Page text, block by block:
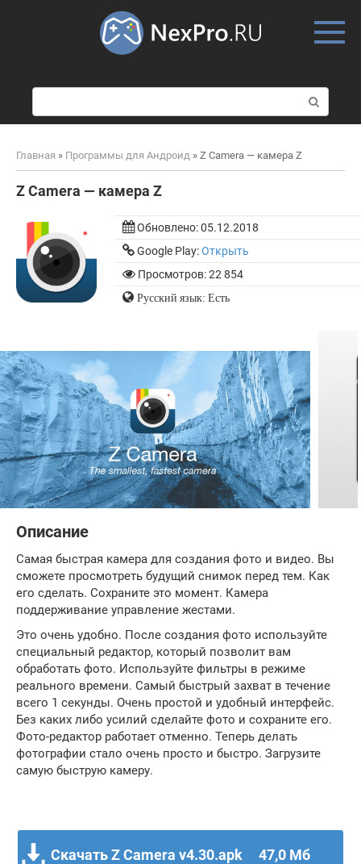
о
и
к
Главная » Программы для Андроид » Z Camera — камера Z
Z Camera — камера Z
Обновлено:05.12.2018
Google Play:Открыть
Просмотров: 22 854
Русский язык: Есть
Описание
Самая быстрая камера для создания фото и видео. Вы
сможете просмотреть будущий снимок перед тем. Как
его сделать. Сохраните это момент. Камера
поддерживание управление жестами.
Это очень удобно. После создания фото используйте
специальный редактор, который позволит вам
обработать фото. Используйте фильтры в режиме
реального времени. Самый быстрый захват в течение
всего 1 секунды. Очень простой и удобный интерфейс.
Без каких либо усилий сделайте фото и сохраните его.
Фото-редактор работает отменно. Теперь делать
фотографии стало очень просто и быстро. Загрузите
самую быструю камеру.
Скачать Z Camera v4.30.apk 47,0 Мб